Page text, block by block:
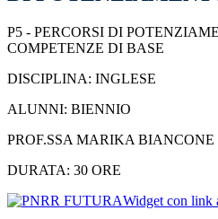
P5 - PERCORSI DI
COMPETENZE DI BASE
DISCIPLINA: INGLESE
ALUNNI: BIENNIO
PROF.SSA MARIKA BIANCONE
DURATA: 30 ORE
Widget con link